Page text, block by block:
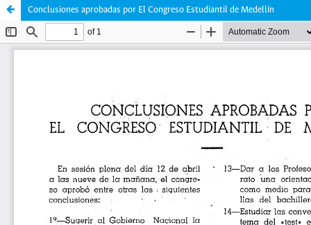
Conclusiones aprobadas por El Congreso Estudiantil de Medellín